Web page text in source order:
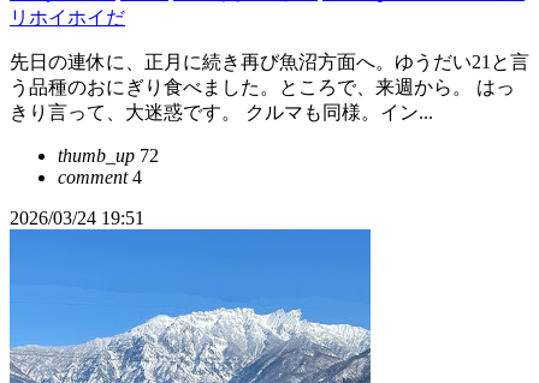
リホイホイだ
先日の連休に、正月に続き再び魚沼方面へ。ゆうだい21と言
う品種のおにぎり食べました。ところで、来週から。 はっ
きり言って、大迷惑です。 クルマも同様。イン...
thumb_up 72
comment4
2026/03/24 19:51